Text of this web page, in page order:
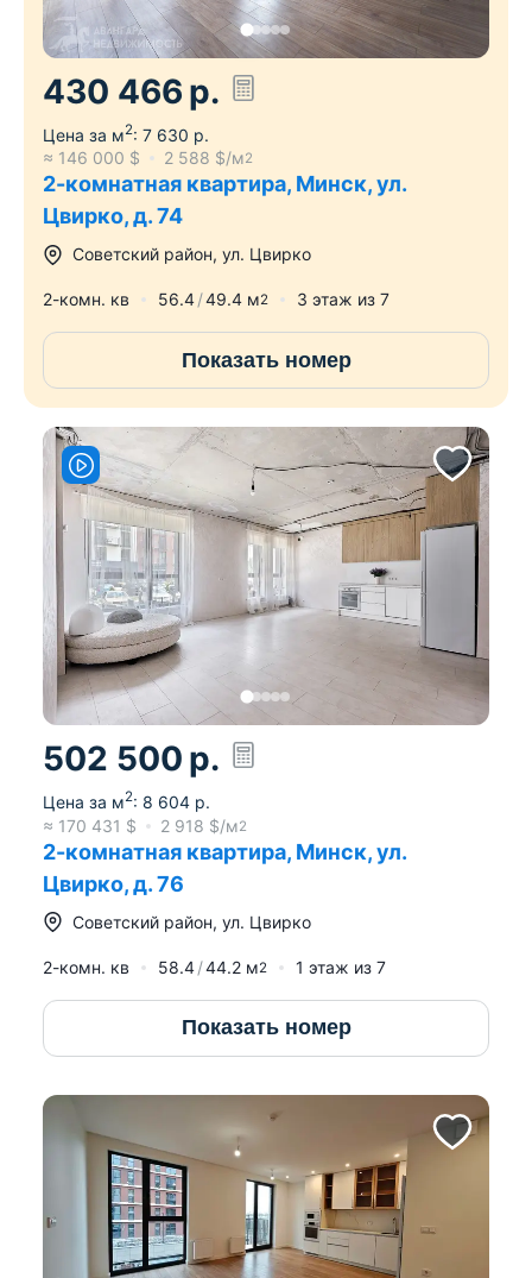
430 466 р.
Цена за м2: 7 630 р.
≈ 146 000 $ 2 588 $/м2
2-комнатная квартира, Минск, ул.
Цвирко, д. 74
Советский район, ул. Цвирко
2-комн. кв 56.4 49.4 м2 3 этаж из 7
Показать номер
502 500 р.
Цена за м2: 8 604 р.
≈ 170 431 $ 2 918 $/м2
2-комнатная квартира, Минск, ул.
Цвирко, д. 76
Советский район, ул. Цвирко
2-комн. кв 58.4 44.2 м2 1 этаж из 7
Показать номер